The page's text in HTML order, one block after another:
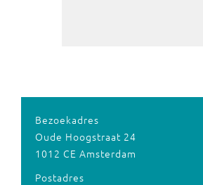
Bezoekadres
Oude Hoogstraat 24
1012 CE Amsterdam
Postadres